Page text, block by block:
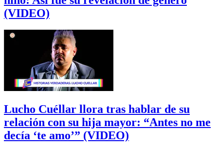
(VIDEO)
Lucho Cuéllar llora tras hablar de su
relación con su hija mayor: “Antes no me
decía ‘te amo’” (VIDEO)